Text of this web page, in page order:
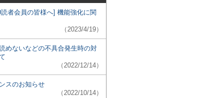
者会員の皆様へ] 機能強化に関
（2023/4/19）
めないなどの不具合発生時の対
（2022/12/14）
スのお知らせ
（2022/10/14）